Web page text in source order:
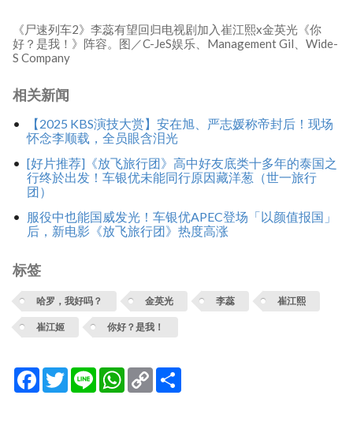
《尸速列车2》李蕊有望回归电视剧加入崔江熙x金英光《你
好？是我！》阵容。图／C-JeS娱乐、Management Gil、Wide-
S Company
相关新闻
【2025 KBS演技大赏】安在旭、严志媛称帝封后！现场
怀念李顺载，全员眼含泪光
[好片推荐]《放飞旅行团》高中好友底类十多年的泰国之
行终於出发！车银优未能同行原因藏洋葱（世一旅行
团）
服役中也能国威发光！车银优APEC登场「以颜值报国」
后，新电影《放飞旅行团》热度高涨
标签
哈罗，我好吗？ 金英光 李蕊 崔江熙
崔江姬 你好？是我！
Facebook
TwitterLine WhatsApp
Copy
Link